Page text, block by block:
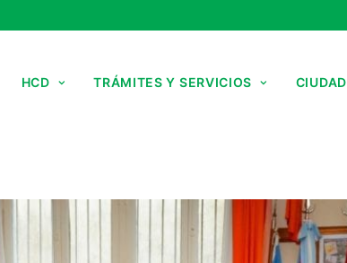
HCD TRÁMITES Y SERVICIOS CIUDAD